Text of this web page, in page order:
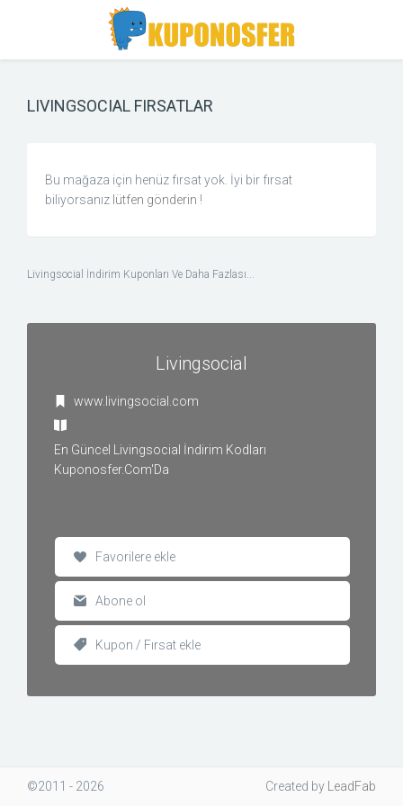
navigation
LIVINGSOCIAL FIRSATLAR
Bu mağaza için henüz fırsat yok. İyi bir fırsat
biliyorsanız lütfen gönderin !
Livingsocial İndirim Kuponları Ve Daha Fazlası...
Livingsocial
www.livingsocial.com
En Güncel Livingsocial İndirim Kodları
Kuponosfer.Com'Da
Favorilere ekle
Abone ol
Kupon / Fırsat ekle
©2011 - 2026 Created by LeadFab